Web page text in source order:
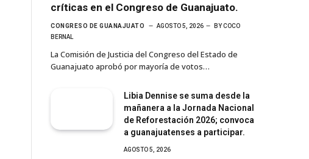
críticas en el Congreso de Guanajuato.
CONGRESO DE GUANAJUATO AGOSTO 5, 2026 BYCOCO
BERNAL
La Comisión de Justicia del Congreso del Estado de
Guanajuato aprobó por mayoría de votos…
Libia Dennise se suma desde la
mañanera a la Jornada Nacional
de Reforestación 2026; convoca
a guanajuatenses a participar.
AGOSTO 5, 2026